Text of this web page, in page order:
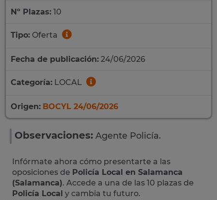
Nº Plazas: 10
Tipo: Oferta
Fecha de publicación: 24/06/2026
Categoría: LOCAL
Origen: BOCYL 24/06/2026
Observaciones: Agente Policía.
Infórmate ahora cómo presentarte a las
oposiciones de Policía Local en Salamanca
(Salamanca). Accede a una de las 10 plazas de
Policía Local y cambia tu futuro.